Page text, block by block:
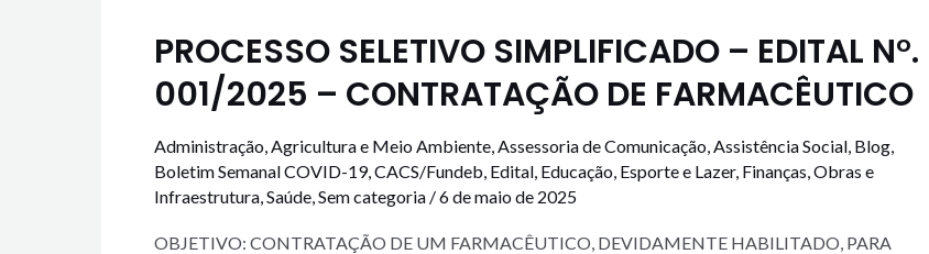
PROCESSO SELETIVO SIMPLIFICADO – EDITAL N°.
001/2025 – CONTRATAÇÃO DE FARMACÊUTICO
Administração,Agricultura e Meio Ambiente,Assessoria de Comunicação,Assistência Social, Blog,
Boletim Semanal COVID-19,CACS/Fundeb, Edital, Educação, Esporte e Lazer, Finanças,Obras e
Infraestrutura,Saúde,Sem categoria /6 de maio de 2025
OBJETIVO: CONTRATAÇÃO DE UM FARMACÊUTICO, DEVIDAMENTE HABILITADO, PARA